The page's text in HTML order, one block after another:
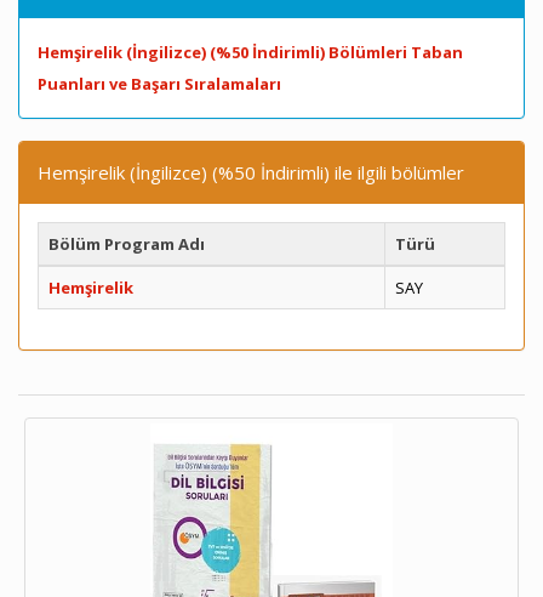
Hemşirelik (İngilizce) (%50 İndirimli) Bölümleri Taban
Puanları ve Başarı Sıralamaları
Hemşirelik (İngilizce) (%50 İndirimli) ile ilgili bölümler
Bölüm Program Adı
Türü
Hemşirelik
SAY